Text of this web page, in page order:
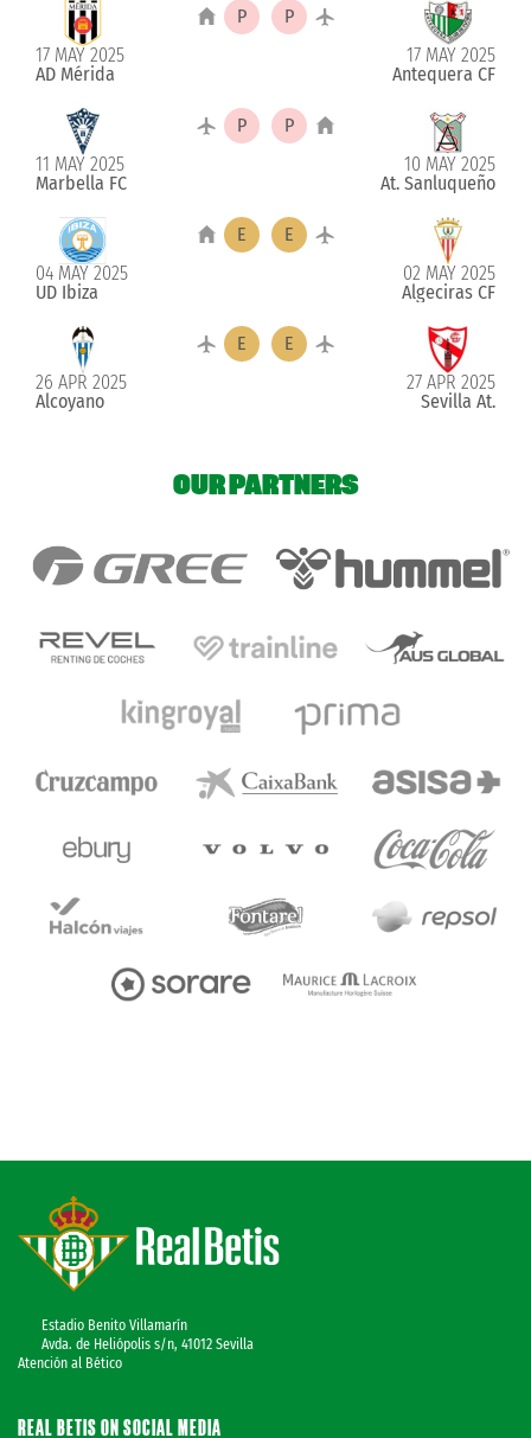
17 MAY 2025
AD Mérida
11 MAY 2025
Marbella FC
04 MAY 2025
UD Ibiza
26 APR 2025
Alcoyano
17 MAY 2025
Antequera CF
10 MAY 2025
At. Sanluqueño
02 MAY 2025
Algeciras CF
27 APR 2025
Sevilla At.
OUR PARTNERS
Estadio Benito Villamarín
Avda. de Heliópolis s/n, 41012 Sevilla
Atención al Bético
REAL BETIS ON SOCIAL MEDIA